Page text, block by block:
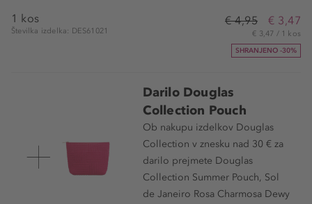
1 kos
Številka izdelka: DES61021
€ 4,95 € 3,47
€ 3,47 / 1 kos
SHRANJENO -30%
Darilo Douglas
Collection Pouch
Ob nakupu izdelkov Douglas
Collection v znesku nad 30 € za
darilo prejmete Douglas
Collection Summer Pouch, Sol
de Janeiro Rosa Charmosa Dewy